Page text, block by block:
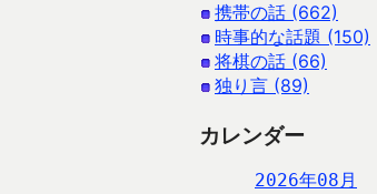
携帯の話 (662)
時事的な話題 (150)
将棋の話 (66)
独り言 (89)
カレンダー
2026年08月